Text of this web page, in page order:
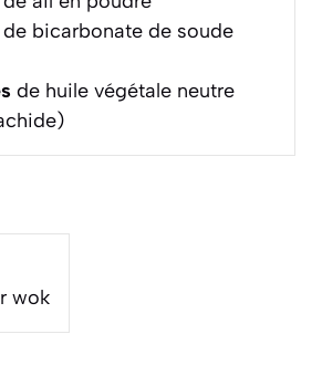
de bicarbonate de soude
de huile végétale neutre
wok